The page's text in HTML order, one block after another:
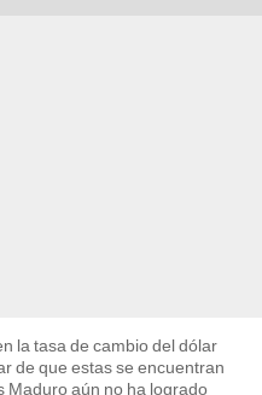
la tasa de cambio del dólar
de que estas se encuentran
Maduro aún no ha logrado